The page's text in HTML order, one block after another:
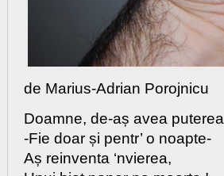
de Marius-Adrian Porojnicu
Doamne, de-aș avea puterea
-Fie doar și pentr’ o noapte-
Aș reinventa ‘nvierea,